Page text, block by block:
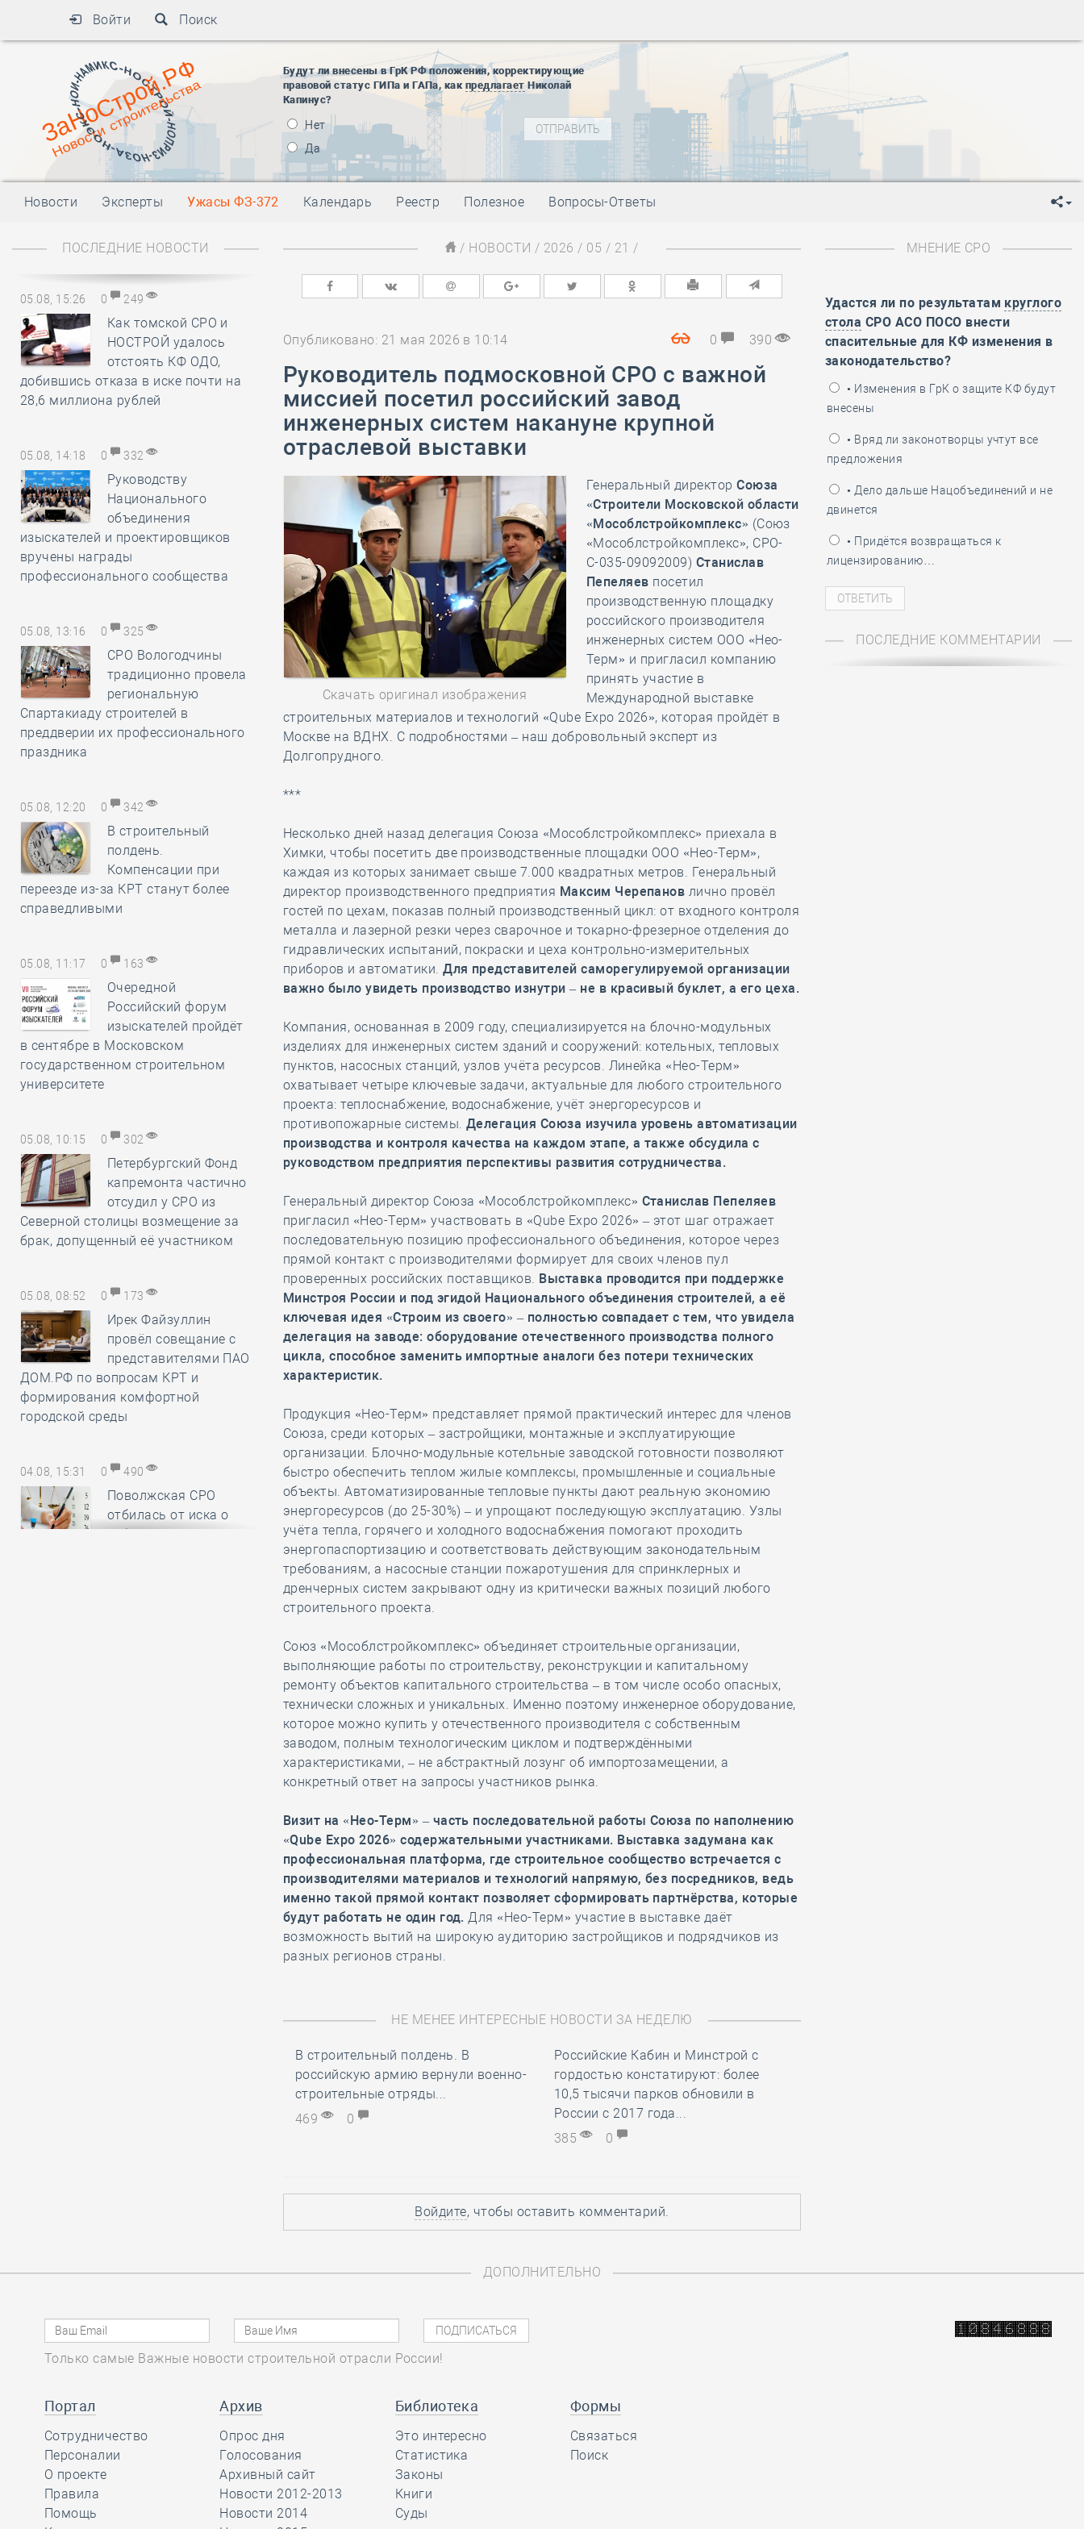
Войти Поиск
Будут ли внесены в ГрК РФ положения, корректирующие
правовой статус ГИПа и ГАПа, как предлагаетНиколай
Капинус?
Нет
Да
22 августа-День Государственного флага Российской Федерации
-День знаний
День сотрудника органов внутренних дел РФ
27 января
День полного освобождения Ленинграда от фашистской
блокады
01 мая- День Весны и Труда
09 мая-
День Победы!
28 мая-День пограничника
01 сентября-День знаний
10 ноября-День сотрудника органов внутренних дел РФ
27 января
День полного освобождения Ленинграда от фашистской
День Весны и Труда
09 мая
-День Победы!
28 мая -День пограничника
Новости Эксперты Ужасы ФЗ-372 Календарь Реестр Полезное Вопросы-Ответы
ПОСЛЕДНИЕ НОВОСТИ
05.08, 15:26 0 249
Как томской СРО и
НОСТРОЙ удалось
отстоять КФ ОДО,
добившись отказа в иске почти на
28,6 миллиона рублей
05.08, 14:18 0 332
Руководству
Национального
объединения
изыскателей и проектировщиков
вручены награды
профессионального сообщества
05.08, 13:16 0 325
СРО Вологодчины
традиционно провела
региональную
Спартакиаду строителей в
преддверии их профессионального
праздника
05.08, 12:20 0 342
В строительный
полдень.
Компенсации при
переезде из-за КРТ станут более
справедливыми
05.08, 11:17 0 163
Очередной
Российский форум
изыскателей пройдёт
в сентябре в Московском
государственном строительном
университете
05.08, 10:15 0 302
Петербургский Фонд
капремонта частично
отсудил у СРО из
Северной столицы возмещение за
брак, допущенный её участником
05.08, 08:52 0 173
Ирек Файзуллин
провёл совещание с
представителями ПАО
ДОМ.РФ по вопросам КРТ и
формирования комфортной
городской среды
04.08, 15:31 0 490
Поволжская СРО
отбилась от иска о
субсидиарной
важнейшей отрасли России
04.08, 10:16 0
Нерасторопность
СРО из Северной столицы от
субсидиарной ответственности
04.08, 08:55
/ НОВОСТИ / 2026 / 05 / 21 /
Опубликовано: 21 мая 2026 в 10:14 0 390
Руководитель подмосковной СРО с важной
миссией посетил российский завод
инженерных систем накануне крупной
отраслевой выставки
Скачать оригинал изображения
Генеральный директорСоюза
«Строители Московской области
«Мособлстройкомплекс» (Союз
«Мособлстройкомплекс», СРО-
С-035-09092009) Станислав
Пепеляев посетил
производственную площадку
российского производителя
инженерных систем ООО «Нео-
Терм» и пригласил компанию
принять участие в
Международной выставке
строительных материалов и технологий «Qube Expo 2026», которая пройдёт в
Москве на ВДНХ. С подробностями – наш добровольный эксперт из
Долгопрудного.
***
Несколько дней назад делегация Союза «Мособлстройкомплекс» приехала в
Химки, чтобы посетить две производственные площадки ООО «Нео-Терм»,
каждая из которых занимает свыше 7.000 квадратных метров. Генеральный
директор производственного предприятия Максим Черепанов лично провёл
гостей по цехам, показав полный производственный цикл: от входного контроля
металла и лазерной резки через сварочное и токарно-фрезерное отделения до
гидравлических испытаний, покраски и цеха контрольно-измерительных
приборов и автоматики.Для представителей саморегулируемой организации
важно было увидеть производство изнутри – не в красивый буклет, а его цеха.
Компания, основанная в 2009 году, специализируется на блочно-модульных
изделиях для инженерных систем зданий и сооружений: котельных, тепловых
пунктов, насосных станций, узлов учёта ресурсов. Линейка «Нео-Терм»
охватывает четыре ключевые задачи, актуальные для любого строительного
проекта: теплоснабжение, водоснабжение, учёт энергоресурсов и
противопожарные системы. Делегация Союза изучила уровень автоматизации
производства и контроля качества на каждом этапе, а также обсудила с
руководством предприятия перспективы развития сотрудничества.
Генеральный директор Союза «Мособлстройкомплекс» Станислав Пепеляев
пригласил «Нео-Терм» участвовать в «Qube Expo 2026» – этот шаг отражает
последовательную позицию профессионального объединения, которое через
прямой контакт с производителями формирует для своих членов пул
проверенных российских поставщиков. Выставка проводится при поддержке
Минстроя России и под эгидой Национального объединения строителей, а её
ключевая идея «Строим из своего» – полностью совпадает с тем, что увидела
делегация на заводе: оборудование отечественного производства полного
цикла, способное заменить импортные аналоги без потери технических
характеристик.
Продукция «Нео-Терм» представляет прямой практический интерес для членов
Союза, среди которых – застройщики, монтажные и эксплуатирующие
организации. Блочно-модульные котельные заводской готовности позволяют
быстро обеспечить теплом жилые комплексы, промышленные и социальные
объекты. Автоматизированные тепловые пункты дают реальную экономию
энергоресурсов (до 25-30%) – и упрощают последующую эксплуатацию. Узлы
учёта тепла, горячего и холодного водоснабжения помогают проходить
энергопаспортизацию и соответствовать действующим законодательным
требованиям, а насосные станции пожаротушения для спринклерных и
дренчерных систем закрывают одну из критически важных позиций любого
строительного проекта.
Союз «Мособлстройкомплекс» объединяет строительные организации,
выполняющие работы по строительству, реконструкции и капитальному
ремонту объектов капитального строительства – в том числе особо опасных,
технически сложных и уникальных. Именно поэтому инженерное оборудование,
которое можно купить у отечественного производителя с собственным
заводом, полным технологическим циклом и подтверждёнными
характеристиками, – не абстрактный лозунг об импортозамещении, а
конкретный ответ на запросы участников рынка.
Визит на «Нео-Терм» – часть последовательной работы Союза по наполнению
«Qube Expo 2026» содержательными участниками. Выставка задумана как
профессиональная платформа, где строительное сообщество встречается с
производителями материалов и технологий напрямую, без посредников, ведь
именно такой прямой контакт позволяет сформировать партнёрства, которые
будут работать не один год. Для «Нео-Терм» участие в выставке даёт
возможность вытий на широкую аудиторию застройщиков и подрядчиков из
разных регионов страны.
НЕ МЕНЕЕ ИНТЕРЕСНЫЕ НОВОСТИ ЗА НЕДЕЛЮ
В строительный полдень. В
российскую армию вернули военно-
строительные отряды...
469
0
Российские Кабин и Минстрой с
гордостью констатируют: более
10,5 тысячи парков обновили в
России с 2017 года...
385
0
Войдите, чтобы оставить комментарий.
МНЕНИЕ СРО
Удастся ли по результатам круглого
стола СРО АСО ПОСО внести
спасительные для КФ изменения в
законодательство?
• Изменения в ГрК о защите КФ будут
внесены
• Вряд ли законотворцы учтут все
предложения
• Дело дальше Нацобъединений и не
двинется
• Придётся возвращаться к
лицензированию…
ПОСЛЕДНИЕ КОММЕНТАРИИ
ДОПОЛНИТЕЛЬНО
Только самые Важные новости строительной отрасли России!
Портал
Сотрудничество
Персоналии
О проекте
Правила
Помощь
Архив
Опрос дня
Голосования
Архивный сайт
Новости 2012-2013
Новости 2014
Библиотека
Это интересно
Статистика
Законы
Книги
Суды
Формы
Связаться
Поиск